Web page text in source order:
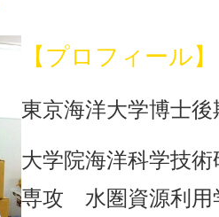
【プロフィール】
東京海洋大学博士
大学院海洋科学技
専攻 水圏資源利用